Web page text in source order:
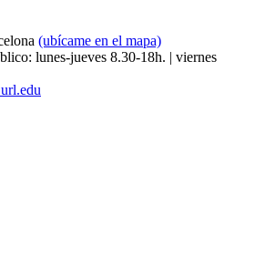
(ubícame en el mapa)
lunes-jueves 8.30-18h. | viernes